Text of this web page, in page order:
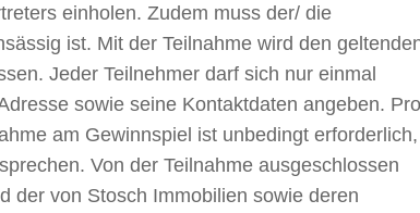
einholen. Zudem muss der/ die
ist. Mit der Teilnahme wird den
Jeder Teilnehmer darf sich nur einmal
sowie seine Kontaktdaten angeben. Pro
am Gewinnspiel ist unbedingt erforderlich,
Von der Teilnahme ausgeschlossen
der von Stosch Immobilien sowie deren